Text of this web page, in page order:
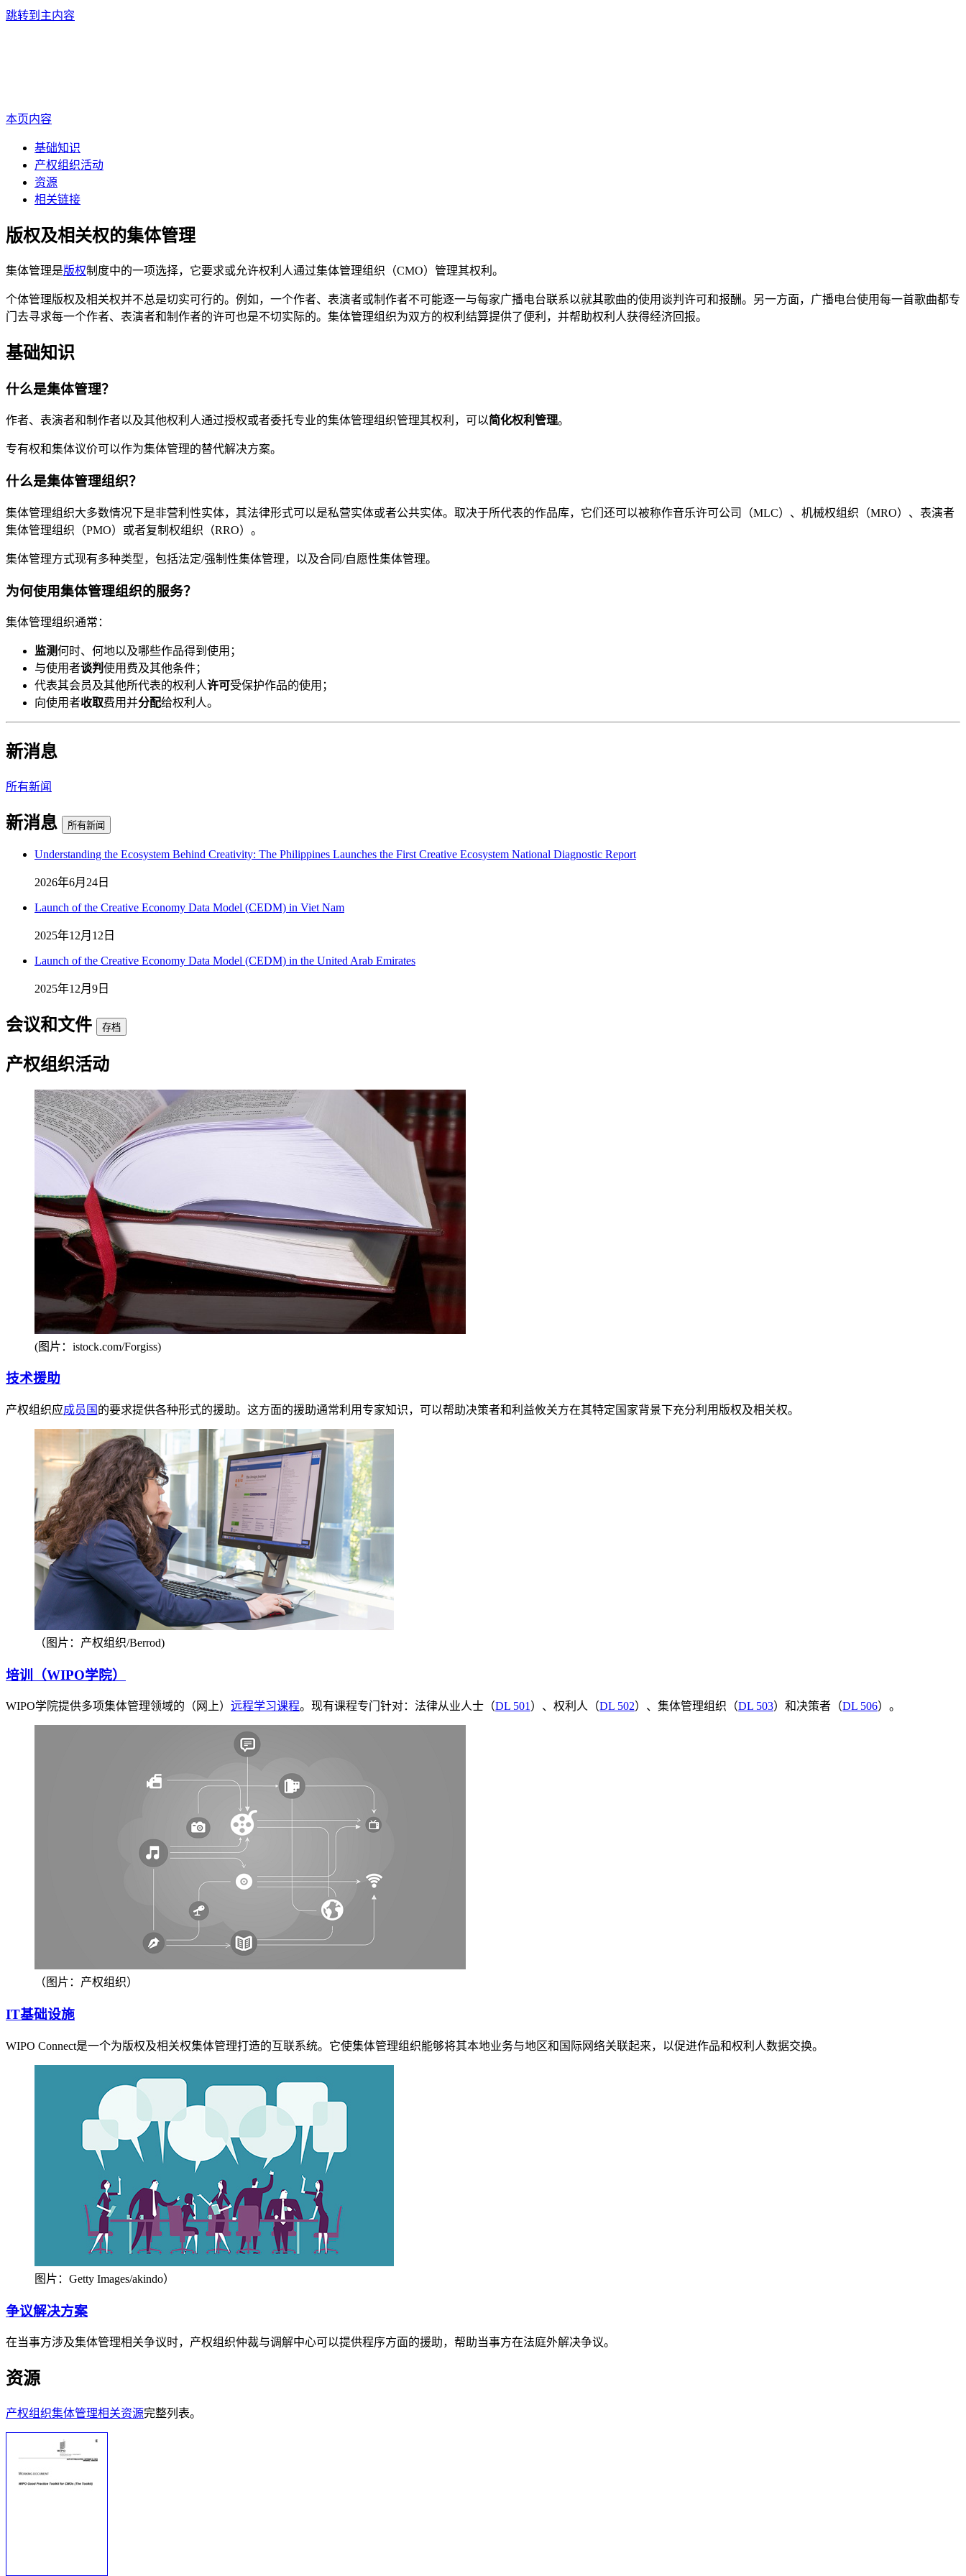
跳转到主内容
本页内容
基础知识
产权组织活动
资源
相关链接
版权及相关权的集体管理
集体管理是版权制度中的一项选择，它要求或允许权利人通过集体管理组织（CMO）管理其权利。
个体管理版权及相关权并不总是切实可行的。例如，一个作者、表演者或制作者不可能逐一与每家广播电台联系以就其歌曲的使用谈判许可和报酬。另一方面，广播电台使用每一首歌曲都专
门去寻求每一个作者、表演者和制作者的许可也是不切实际的。集体管理组织为双方的权利结算提供了便利，并帮助权利人获得经济回报。
基础知识
什么是集体管理？
作者、表演者和制作者以及其他权利人通过授权或者委托专业的集体管理组织管理其权利，可以简化权利管理。
专有权和集体议价可以作为集体管理的替代解决方案。
什么是集体管理组织？
集体管理组织大多数情况下是非营利性实体，其法律形式可以是私营实体或者公共实体。取决于所代表的作品库，它们还可以被称作音乐许可公司（MLC）、机械权组织（MRO）、表演者
集体管理组织（PMO）或者复制权组织（RRO）。
集体管理方式现有多种类型，包括法定/强制性集体管理，以及合同/自愿性集体管理。
为何使用集体管理组织的服务？
集体管理组织通常：
监测何时、何地以及哪些作品得到使用；
与使用者谈判 使用费及其他条件；
代表其会员及其他所代表的权利人许可受保护作品的使用；
向使用者收取费用并分配给权利人。
新消息
所有新闻
新消息 所有新闻
Understanding the Ecosystem Behind Creativity: The Philippines Launches the First Creative Ecosystem National Diagnostic Report
2026年6月24日
Launch of the Creative Economy Data Model (CEDM) in Viet Nam
2025年12月12日
Launch of the Creative Economy Data Model (CEDM) in the United Arab Emirates
2025年12月9日
会议和文件 存档
产权组织活动
(图片：istock.com/Forgiss)
技术援助
产权组织应成员国 的要求提供各种形式的援助。这方面的援助通常利用专家知识，可以帮助决策者和利益攸关方在其特定国家背景下充分利用版权及相关权。
（图片：产权组织/Berrod)
培训（WIPO学院）
WIPO学院提供多项集体管理领域的（网上） 远程学习课程。现有课程专门针对：法律从业人士（DL 501）、权利人（DL 502）、集体管理组织（DL 503）和决策者（DL 506）。
（图片：产权组织）
IT基础设施
WIPO Connect是一个为版权及相关权集体管理打造的互联系统。它使集体管理组织能够将其本地业务与地区和国际网络关联起来，以促进作品和权利人数据交换。
图片：Getty Images/akindo）
争议解决方案
在当事方涉及集体管理相关争议时，产权组织仲裁与调解中心可以提供程序方面的援助，帮助当事方在法庭外解决争议。
资源
产权组织集体管理相关资源完整列表。